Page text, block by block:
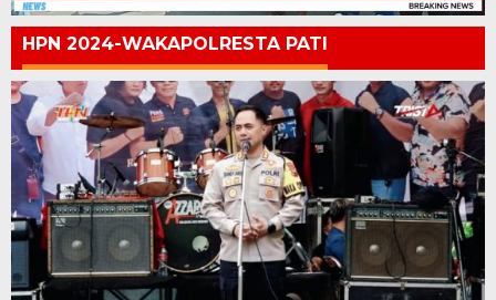
HPN 2024-WAKAPOLRESTA PATI